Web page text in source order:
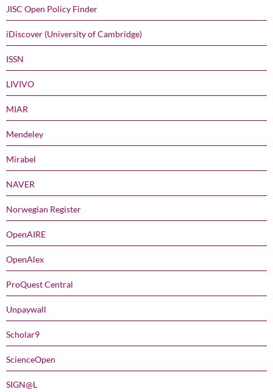
JISC Open Policy Finder
iDiscover (University of Cambridge)
ISSN
LIVIVO
MIAR
Mendeley
Mirabel
NAVER
Norwegian Register
OpenAIRE
OpenAlex
ProQuest Central
Unpaywall
Scholar9
ScienceOpen
SIGN@L